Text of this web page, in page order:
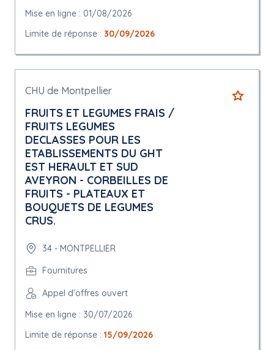
Mise en ligne : 01/08/2026
Limite de réponse : 30/09/2026
CHU de Montpellier
FRUITS ET LEGUMES FRAIS /
FRUITS LEGUMES
DECLASSES POUR LES
ETABLISSEMENTS DU GHT
EST HERAULT ET SUD
AVEYRON - CORBEILLES DE
FRUITS - PLATEAUX ET
BOUQUETS DE LEGUMES
CRUS.
34 - MONTPELLIER
Fournitures
Appel d'offres ouvert
Mise en ligne : 30/07/2026
Limite de réponse : 15/09/2026